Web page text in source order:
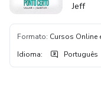
Jeff
Formato: Cursos Online
Idioma: Português